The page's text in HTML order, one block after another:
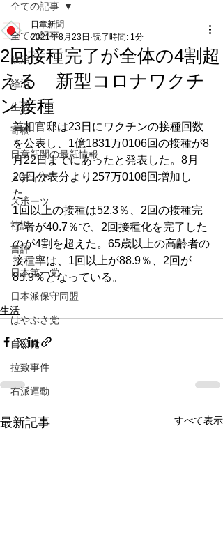
全ての記事
政治
経済
生活
寄稿
日章新聞の最新情報
メディア
スポーツ
社説
書評
日本第一党
日本派保守同盟
はやぶさ党
自民党
拉致事件
右派運動
全ての記事
2回接種完了が全体の4割超
える 新型コロナワクチ
ン接種
日章新聞
2021年8月23日 読了時間: 1分
首相官邸は23日にワクチンの接種回数
を公表し、1億1831万0106回の接種が8
月22日までにあったと発表した。8月
20日公表分より257万0108回増加し
た。
1回以上の接種は52.3％、2回の接種完
了者が40.7％で、2回接種化を完了した
のが4割を超えた。65歳以上の高齢者の
接種率は、1回以上が88.9％、2回が
85.9％となっている。
生活
最新記事 すべて表示